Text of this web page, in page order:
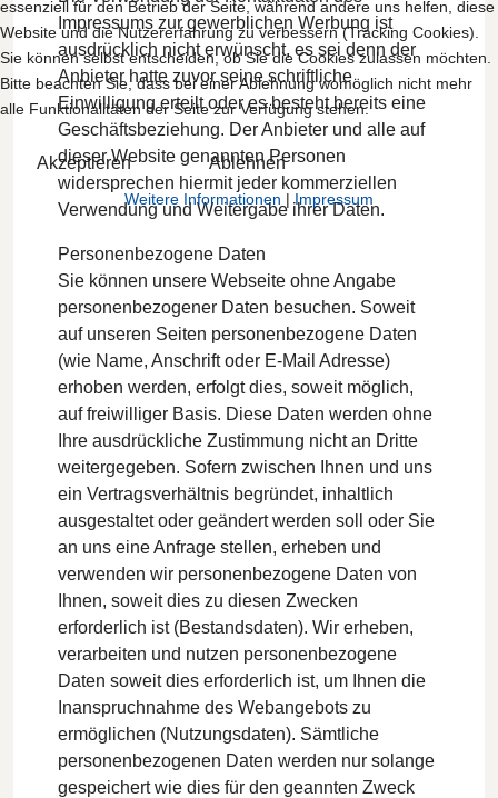
Impressums zur gewerblichen Werbung ist
ausdrücklich nicht erwünscht, es sei denn der
Anbieter hatte zuvor seine schriftliche
Einwilligung erteilt oder es besteht bereits eine
Geschäftsbeziehung. Der Anbieter und alle auf
dieser Website genannten Personen
widersprechen hiermit jeder kommerziellen
Verwendung und Weitergabe ihrer Daten.
Personenbezogene Daten
Sie können unsere Webseite ohne Angabe
personenbezogener Daten besuchen. Soweit
auf unseren Seiten personenbezogene Daten
(wie Name, Anschrift oder E-Mail Adresse)
erhoben werden, erfolgt dies, soweit möglich,
auf freiwilliger Basis. Diese Daten werden ohne
Ihre ausdrückliche Zustimmung nicht an Dritte
weitergegeben. Sofern zwischen Ihnen und uns
ein Vertragsverhältnis begründet, inhaltlich
ausgestaltet oder geändert werden soll oder Sie
an uns eine Anfrage stellen, erheben und
verwenden wir personenbezogene Daten von
Ihnen, soweit dies zu diesen Zwecken
erforderlich ist (Bestandsdaten). Wir erheben,
verarbeiten und nutzen personenbezogene
Daten soweit dies erforderlich ist, um Ihnen die
Inanspruchnahme des Webangebots zu
ermöglichen (Nutzungsdaten). Sämtliche
personenbezogenen Daten werden nur solange
gespeichert wie dies für den geannten Zweck
essenziell für den Betrieb der Seite, während andere uns helfen, diese
Website und die Nutzererfahrung zu verbessern (Tracking Cookies).
Sie können selbst entscheiden, ob Sie die Cookies zulassen möchten.
Bitte beachten Sie, dass bei einer Ablehnung womöglich nicht mehr
alle Funktionalitäten der Seite zur Verfügung stehen.
Akzeptieren Ablehnen
Weitere Informationen |Impressum